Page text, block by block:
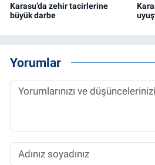
Karasu’da zehir tacirlerine
büyük darbe
Yorumlar